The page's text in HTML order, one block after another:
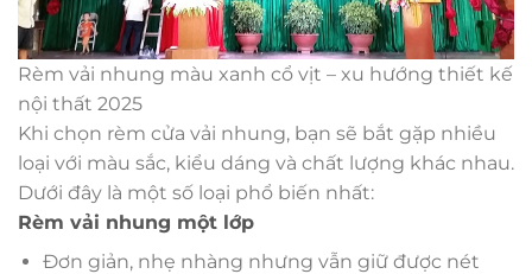
Rèm vải nhung màu xanh cổ vịt – xu hướng thiết kế
nội thất 2025
Khi chọn rèm cửa vải nhung, bạn sẽ bắt gặp nhiều
loại với màu sắc, kiểu dáng và chất lượng khác nhau.
Dưới đây là một số loại phổ biến nhất:
Rèm vải nhung một lớp
Đơn giản, nhẹ nhàng nhưng vẫn giữ được nét